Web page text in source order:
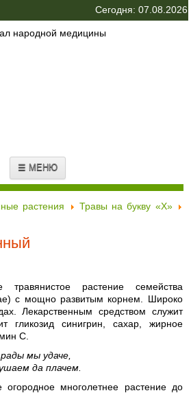
Сегодня: 07.08.2026
☰ МЕНЮ
растения
Травы на букву «Х»
растение семейства
с мощно развитым корнем. Широко
Лекарственным средством служит
гликозид синигрин, сахар, жирное
С.
мы удаче,
да плачем.
многолетнее растение до